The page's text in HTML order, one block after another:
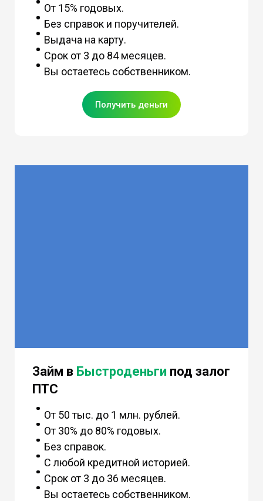
От 15% годовых.
Без справок и поручителей.
Выдача на карту.
Срок от 3 до 84 месяцев.
Вы остаетесь собственником.
Получить деньги
Займ в Быстроденьги под залог
ПТС
От 50 тыс. до 1 млн. рублей.
От 30% до 80% годовых.
Без справок.
С любой кредитной историей.
Срок от 3 до 36 месяцев.
Вы остаетесь собственником.